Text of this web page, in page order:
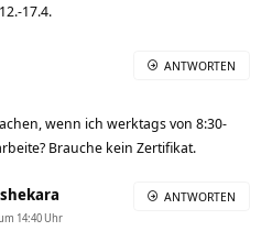
17.4.
wenn ich werktags von 8:30-
Brauche kein Zertifikat.
ANTWORTEN
14:40 Uhr
ANTWORTEN